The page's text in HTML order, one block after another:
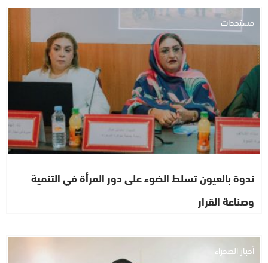
مستجدات
ندوة بالعيون تسلط الضوء على دور المرأة في التنمية
وصناعة القرار
أخبار الصحراء